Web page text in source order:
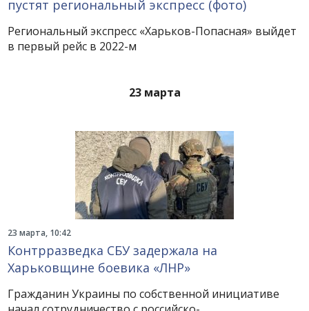
пустят региональный экспресс (фото)
Региональный экспресс «Харьков-Попасная» выйдет
в первый рейс в 2022-м
23 марта
23 марта, 10:42
Контрразведка СБУ задержала на
Харьковщине боевика «ЛНР»
Гражданин Украины по собственной инициативе